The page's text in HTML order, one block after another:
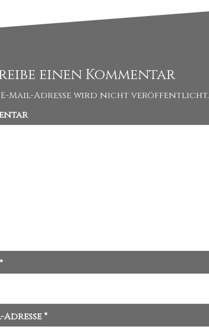
einen Kommentar
E-Mail-Adresse wird nicht veröffentlicht.
*
Adresse*